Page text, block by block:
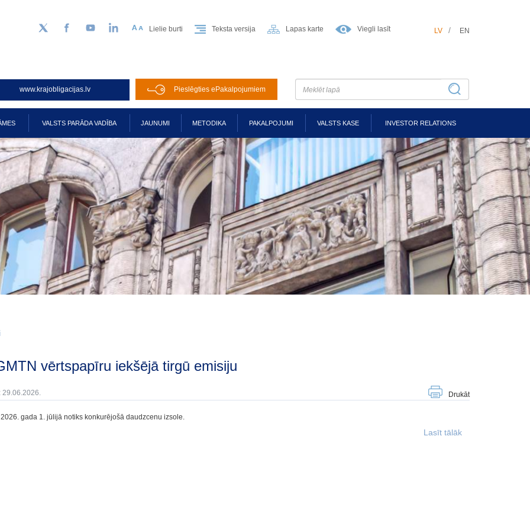
Sekojiet mums Twitter
FacebookYouTubeLinkedIn Lielie burti Teksta versija Lapas karte Viegli lasīt LV EN
www.krajobligacijas.lv Pieslēgties ePakalpojumiem
VALSTS PARĀDA VADĪBA JAUNUMI METODIKA PAKALPOJUMI VALSTS KASE INVESTOR RELATIONS
GMTN vērtspapīru iekšējā tirgū emisiju
29.06.2026. Drukāt
gada 1. jūlijā notiks konkurējošā daudzcenu izsole.
Lasīt tālāk